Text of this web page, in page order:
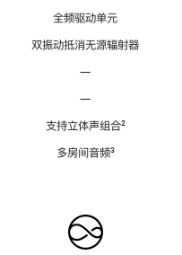
全频驱动单元
双振动抵消无源辐射器
—
—
支持立体声组合脚
²
多房间音频脚
³